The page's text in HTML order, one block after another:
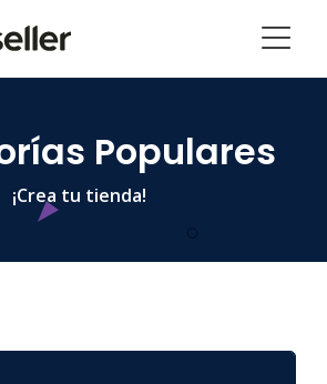
Populares
¡Crea tu tienda!